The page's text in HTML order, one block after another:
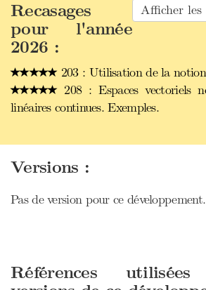
Afficher les
Recasages
pour l'année
2026 :
203 : Utilisation de la
208 : Espaces vectoriels
linéaires continues. Exemples.
Versions :
Pas de version pour ce développement.
Références